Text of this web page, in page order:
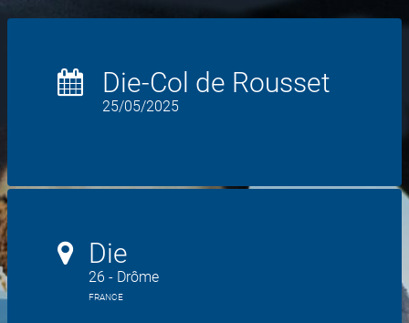
Die-Col de Rousset
25/05/2025
Die
26 - Drôme
FRANCE